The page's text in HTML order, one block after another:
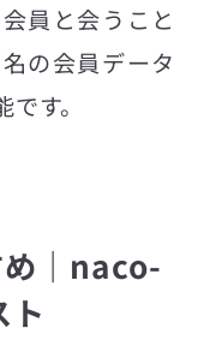
員と会うこと
の会員データ
す。
｜naco-